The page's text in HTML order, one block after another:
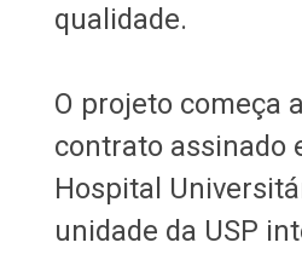
qualidade.
O projeto começa
contrato assinado
Hospital
unidade da USP